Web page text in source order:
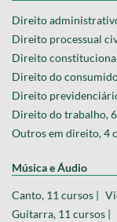
Direito
Direito processual
Direito
Direito do
Direito
Direito do trabalho,
Outros em direito, 4
Música e Áudio
Canto, 11 cursos |
Guitarra, 11 cursos |